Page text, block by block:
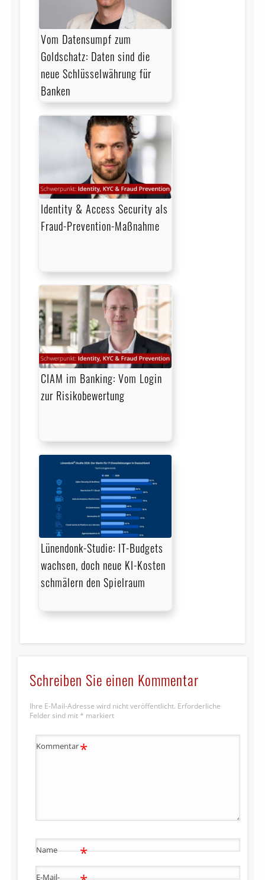
Vom Datensumpf zum
Goldschatz: Daten sind die
neue Schlüsselwährung für
Banken
Identity & Access Security als
Fraud-Prevention-Maßnahme
CIAM im Banking: Vom Login
zur Risikobewertung
Lünendonk-Studie: IT-Budgets
wachsen, doch neue KI-Kosten
schmälern den Spielraum
Schreiben Sie einen Kommentar
Ihre E-Mail-Adresse wird nicht veröffentlicht. Erforderliche
Felder sind mit * markiert
Kommentar*
Name *
E-Mail-